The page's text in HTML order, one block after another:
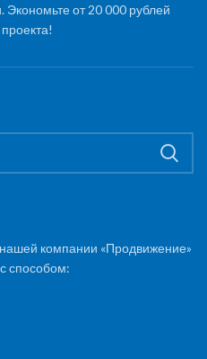
Экономьте от 20 000 рублей
компании «Продвижение»
способом: